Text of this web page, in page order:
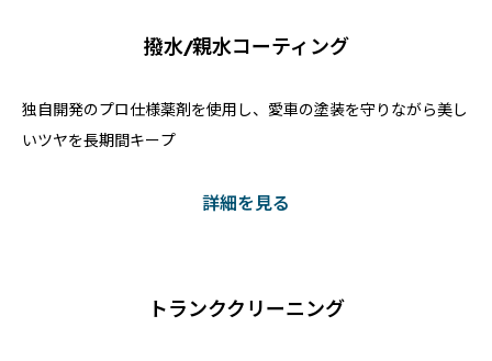
撥水/親水コーティング
独自開発のプロ仕様薬剤を使用し、愛車の塗装を守りながら美し
いツヤを長期間キープ
詳細を見る
トランククリーニング